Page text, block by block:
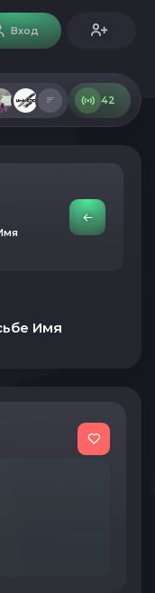
Вход
42
Имя